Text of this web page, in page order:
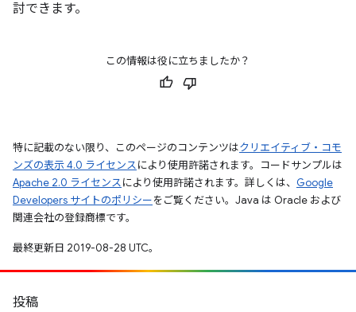
討できます。
この情報は役に立ちましたか？
特に記載のない限り、このページのコンテンツはクリエイティブ・コモ
ンズの表示 4.0 ライセンスにより使用許諾されます。コードサンプルは
Apache 2.0 ライセンスにより使用許諾されます。詳しくは、 Google
Developers サイトのポリシーをご覧ください。Java は Oracle および
関連会社の登録商標です。
最終更新日 2019-08-28 UTC。
投稿